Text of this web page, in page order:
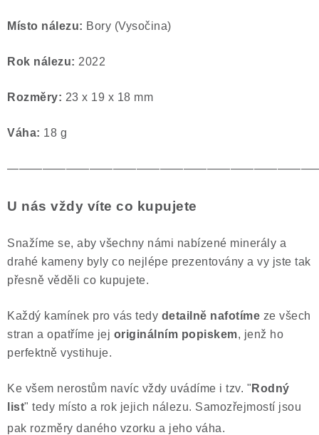
Místo nálezu: Bory (Vysočina)
Rok nálezu: 2022
Rozměry: 23 x 19 x 18 mm
Váha: 18 g
U nás vždy víte co kupujete
Snažíme se, aby všechny námi nabízené minerály a
drahé kameny byly co nejlépe prezentovány a vy jste tak
přesně věděli co kupujete.
Každý kamínek pro vás tedy detailně nafotíme ze všech
stran a opatříme jej originálním popiskem, jenž ho
perfektně vystihuje.
Ke všem nerostům navíc vždy uvádíme i tzv. " Rodný
list" tedy místo a rok jejich nálezu. Samozřejmostí jsou
pak rozměry daného vzorku a jeho váha.